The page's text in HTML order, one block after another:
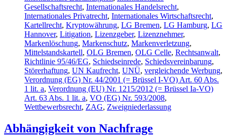
Gesellschaftsrecht, Internationales Handelsrecht,
Internationales Privatrecht, Internationales Wirtschaftsrecht,
Kartellrecht, Kryptowährung, LG Bremen, LG Hamburg, LG
Hannover, Litigation, Lizenzgeber, Lizenznehmer,
Markenlöschung, Markenschutz, Markenverletzung,
Mittelstandskartell, OLG Bremen, OLG Celle, Rechtsanwalt,
Richtlinie 95/46/EG, Schiedseinrede, Schiedsvereinbarung,
Störerhaftung, UN Kaufrecht, UNÜ, vergleichende Werbung,
Verordnung (EG) Nr. 44/2001 (= Brüssel I-VO) Art. 60 Abs.
1 lit. a, Verordnung (EU) Nr. 1215/2012 (= Brüssel Ia-VO)
Art. 63 Abs. 1 lit. a, VO (EG) Nr. 593/2008,
Wettbewerbsrecht, ZAG, Zweigniederlassung
Abhängigkeit von Nachfrage